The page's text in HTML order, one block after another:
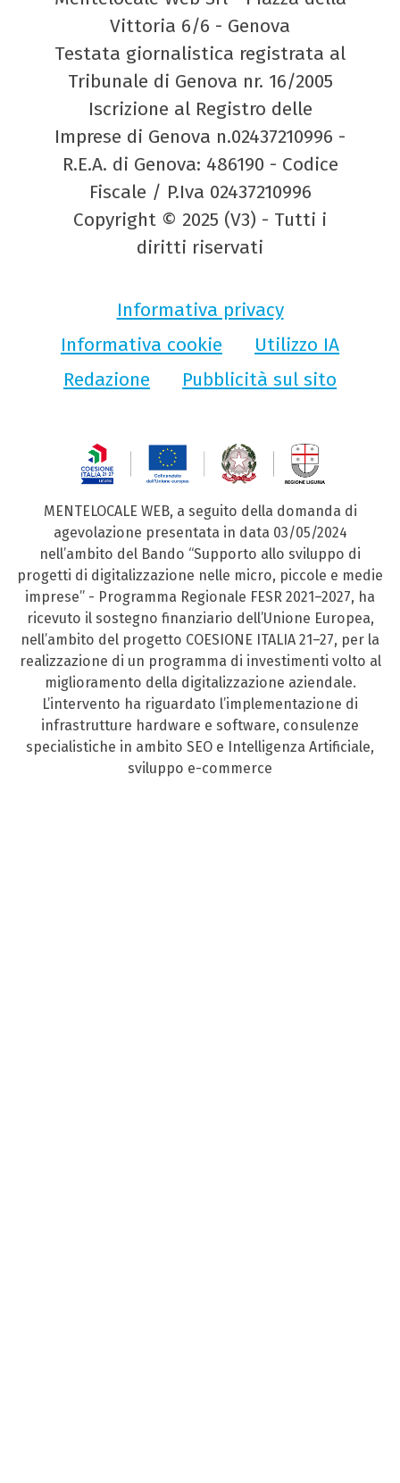
Vittoria 6/6 - Genova
Testata giornalistica registrata al
Tribunale di Genova nr. 16/2005
Iscrizione al Registro delle
Imprese di Genova n.02437210996 -
R.E.A. di Genova: 486190 - Codice
Fiscale / P.Iva 02437210996
Copyright © 2025 (V3) - Tutti i
diritti riservati
Informativa privacy
Informativa cookie
Utilizzo IA
Redazione
Pubblicità sul sito
MENTELOCALE WEB, a seguito della domanda di
agevolazione presentata in data 03/05/2024
nell’ambito del Bando “Supporto allo sviluppo di
progetti di digitalizzazione nelle micro, piccole e medie
imprese” - Programma Regionale FESR 2021–2027, ha
ricevuto il sostegno finanziario dell’Unione Europea,
nell’ambito del progetto COESIONE ITALIA 21–27, per la
realizzazione di un programma di investimenti volto al
miglioramento della digitalizzazione aziendale.
L’intervento ha riguardato l’implementazione di
infrastrutture hardware e software, consulenze
specialistiche in ambito SEO e Intelligenza Artificiale,
sviluppo e-commerce